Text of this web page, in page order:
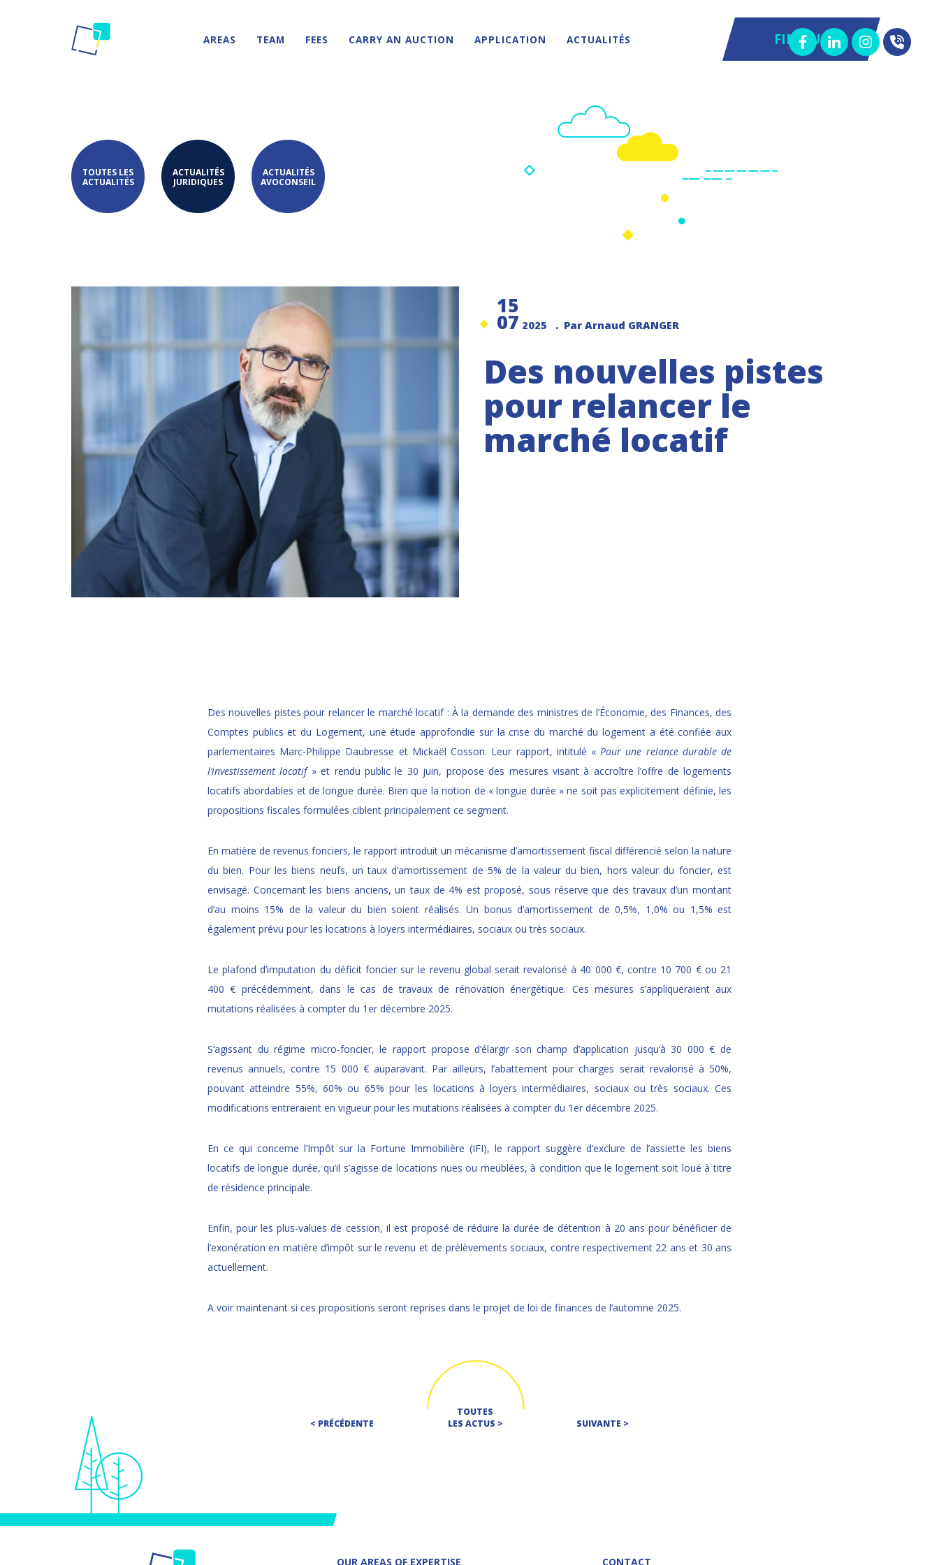
AREAS TEAM FEES CARRY AN AUCTION APPLICATION ACTUALITÉS FIND US
TOUTES LES
ACTUALITÉS
ACTUALITÉS
JURIDIQUES
ACTUALITÉS
AVOCONSEIL
15
07 2025 . Par Arnaud GRANGER
Des nouvelles pistes
pour relancer le
marché locatif
Des nouvelles pistes pour relancer le marché locatif : À la demande des ministres de l’Économie, des Finances, des
Comptes publics et du Logement, une étude approfondie sur la crise du marché du logement a été confiée aux
parlementaires Marc-Philippe Daubresse et Mickaël Cosson. Leur rapport, intitulé «Pour une relance durable de
l’investissement locatif» et rendu public le 30 juin, propose des mesures visant à accroître l’offre de logements
locatifs abordables et de longue durée. Bien que la notion de « longue durée » ne soit pas explicitement définie, les
propositions fiscales formulées ciblent principalement ce segment.
En matière de revenus fonciers, le rapport introduit un mécanisme d’amortissement fiscal différencié selon la nature
du bien. Pour les biens neufs, un taux d’amortissement de 5% de la valeur du bien, hors valeur du foncier, est
envisagé. Concernant les biens anciens, un taux de 4% est proposé, sous réserve que des travaux d’un montant
d’au moins 15% de la valeur du bien soient réalisés. Un bonus d’amortissement de 0,5%, 1,0% ou 1,5% est
également prévu pour les locations à loyers intermédiaires, sociaux ou très sociaux.
Le plafond d’imputation du déficit foncier sur le revenu global serait revalorisé à 40 000 €, contre 10 700 € ou 21
400 € précédemment, dans le cas de travaux de rénovation énergétique. Ces mesures s’appliqueraient aux
mutations réalisées à compter du 1er décembre 2025.
S’agissant du régime micro-foncier, le rapport propose d’élargir son champ d’application jusqu’à 30 000 € de
revenus annuels, contre 15 000 € auparavant. Par ailleurs, l’abattement pour charges serait revalorisé à 50%,
pouvant atteindre 55%, 60% ou 65% pour les locations à loyers intermédiaires, sociaux ou très sociaux. Ces
modifications entreraient en vigueur pour les mutations réalisées à compter du 1er décembre 2025.
En ce qui concerne l’Impôt sur la Fortune Immobilière (IFI), le rapport suggère d’exclure de l’assiette les biens
locatifs de longue durée, qu’il s’agisse de locations nues ou meublées, à condition que le logement soit loué à titre
de résidence principale.
Enfin, pour les plus-values de cession, il est proposé de réduire la durée de détention à 20 ans pour bénéficier de
l’exonération en matière d’impôt sur le revenu et de prélèvements sociaux, contre respectivement 22 ans et 30 ans
actuellement.
A voir maintenant si ces propositions seront reprises dans le projet de loi de finances de l’automne 2025.
< PRÉCÉDENTE
TOUTES
LES ACTUS >
SUIVANTE >
OUR AREAS OF EXPERTISE CONTACT